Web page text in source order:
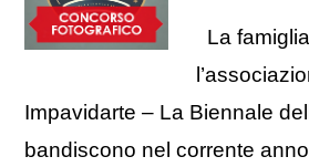
La
Impavidarte – La Biennale
bandiscono nel corrente